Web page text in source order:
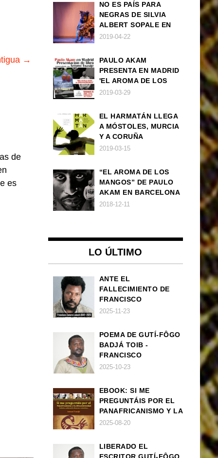
→
de
es
NO ES PAÍS PARA
NEGRAS DE SILVIA
ALBERT SOPALE EN
BARCELONA
2019-04-22
PAULO AKAM
PRESENTA EN MADRID
'EL AROMA DE LOS
MANGOS', UNA
AFRODESCENDENCIA
2019-03-29
EL HARMATÁN LLEGA
A MÓSTOLES, MURCIA
Y A CORUÑA
2019-03-15
“EL AROMA DE LOS
MANGOS” DE PAULO
AKAM EN BARCELONA
2018-12-11
LO ÚLTIMO
ANTE EL
FALLECIMIENTO DE
FRANCISCO
ZAMORA LOBOCH
2025-11-23
POEMA DE GUTÍ-FÔGO
BADJÁ TOIB -
FRANCISCO
BALLOVERA ESTRADA:
2025-10-23
EBOOK: SI ME
PREGUNTÁIS POR EL
PANAFRICANISMO Y LA
AFROCENTRICIDAD
2025-08-20
LIBERADO EL